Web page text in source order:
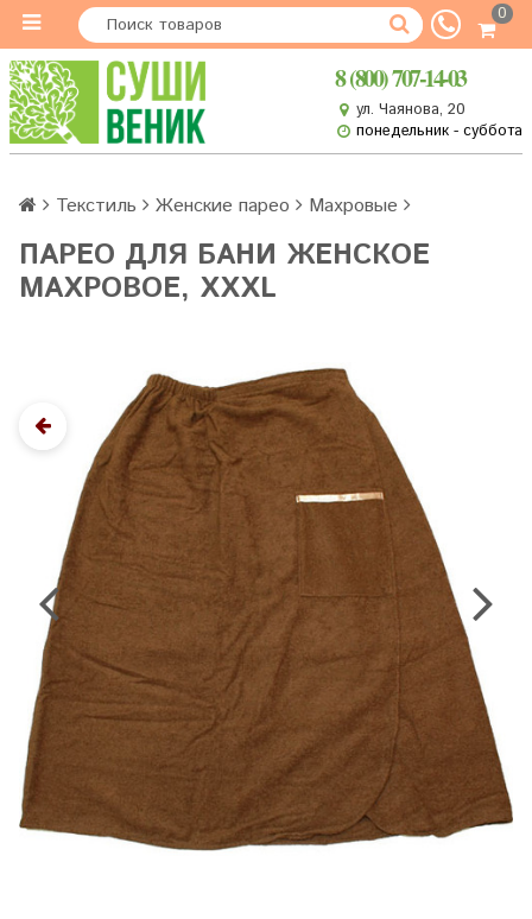
0
8 (800) 707-14-03
ул. Чаянова, 20
понедельник - суббота
Текстиль Женские парео Махровые
ПАРЕО ДЛЯ БАНИ ЖЕНСКОЕ
МАХРОВОЕ, XXXL